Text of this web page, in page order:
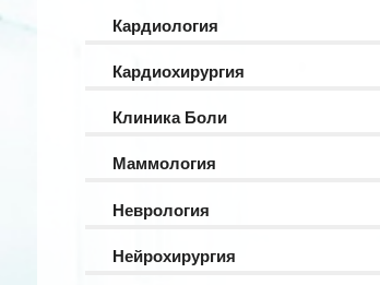
Кардиология
Кардиохирургия
Клиника Боли
Маммология
Неврология
Нейрохирургия